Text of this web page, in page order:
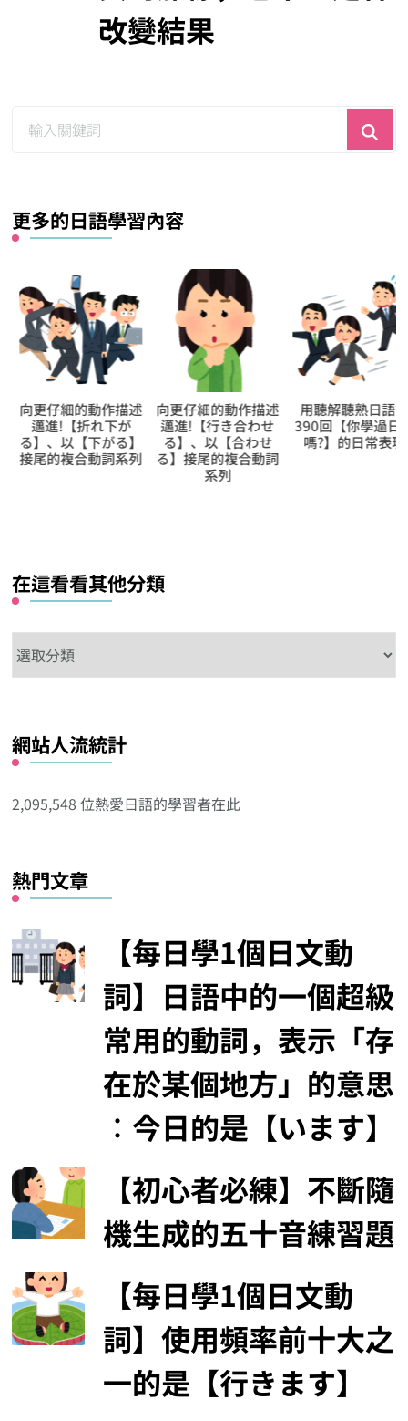
改變結果
更多的日語學習內容
向更仔細的動作描述
邁進!【折れ下が
る】、以【下がる】
接尾的複合動詞系列
向更仔細的動作描述
邁進!【行き合わせ
る】、以【合わせ
る】接尾的複合動詞
系列
用聽解聽熟日語第
390回【你學過日語
嗎?】的日常表現
在這看看其他分類
這
其
他
類
網站人流統計
2,095,548 位熱愛日語的學習者在此
熱門文章
【每日學1個日文動
詞】日語中的一個超級
常用的動詞，表示「存
在於某個地方」的意思
︰今日的是【います】
【初心者必練】不斷隨
機生成的五十音練習題
【每日學1個日文動
詞】使用頻率前十大之
一的是【行きます】